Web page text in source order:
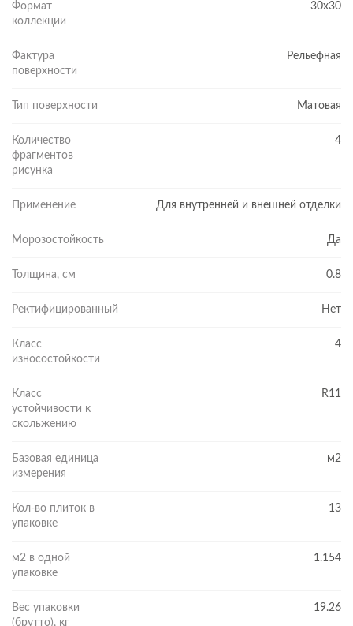
Формат
коллекции
30x30
Фактура
поверхности
Рельефная
Тип поверхности Матовая
Количество
фрагментов
рисунка
4
Применение Для внутренней и внешней отделки
Морозостойкость Да
Толщина, см 0.8
Ректифицированный Нет
Класс
износостойкости
4
Класс
устойчивости к
скольжению
R11
Базовая единица
измерения
м2
Кол-во плиток в
упаковке
13
м2 в одной
упаковке
1.154
Вес упаковки
(брутто), кг
19.26